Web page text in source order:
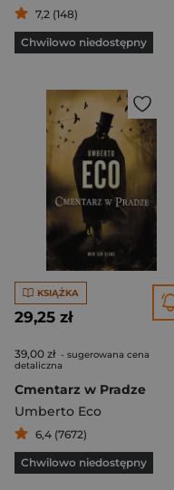
7,2 (148)
Chwilowo niedostępny
KSIĄŻKA
29,25 zł
39,00 zł - sugerowana cena
detaliczna
Cmentarz w Pradze
Umberto Eco
6,4 (7672)
Chwilowo niedostępny